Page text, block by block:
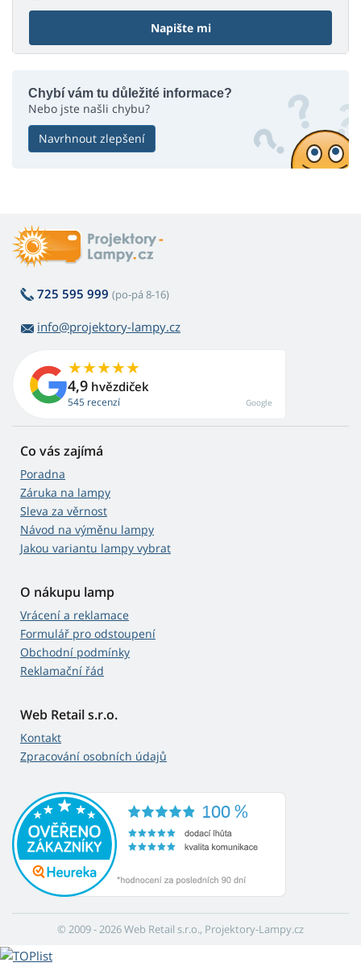
Napište mi
Chybí vám tu důležité informace?
Nebo jste našli chybu?
Navrhnout zlepšení
725 595 999 (po-pá 8-16)
info@projektory-lampy.cz
4,9 hvězdiček
545 recenzí Google
Co vás zajímá
Poradna
Záruka na lampy
Sleva za věrnost
Návod na výměnu lampy
Jakou variantu lampy vybrat
O nákupu lamp
Vrácení a reklamace
Formulář pro odstoupení
Obchodní podmínky
Reklamační řád
Web Retail s.r.o.
Kontakt
Zpracování osobních údajů
© 2009 - 2026 Web Retail s.r.o., Projektory-Lampy.cz